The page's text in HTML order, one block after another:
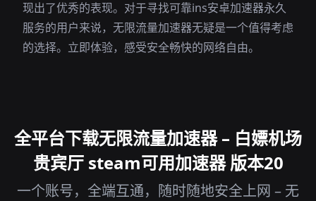
现出了优秀的表现。对于寻找可靠ins安卓加速器永久
服务的用户来说，无限流量加速器无疑是一个值得考虑
的选择。立即体验，感受安全畅快的网络自由。
全平台下载无限流量加速器 – 白嫖机场
贵宾厅 steam可用加速器 版本20
一个账号，全端互通，随时随地安全上网 – 无